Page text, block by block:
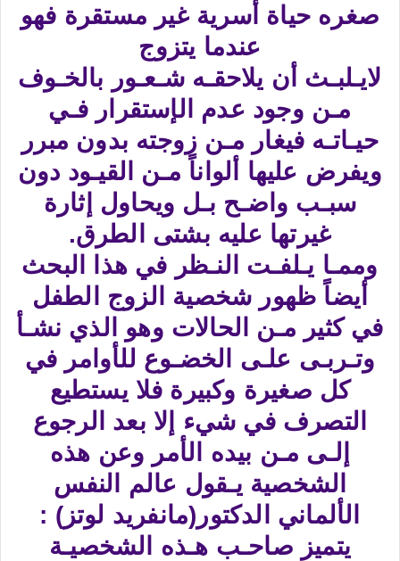
صغره حياة أسرية غير مستقرة فهو
عندما يتزوج
لايـلبـث أن يلاحقـه شـعـور بالخـوف
مـن وجود عدم الإستقرار فـي
حيـاتـه فيغار مـن زوجته بدون مبرر
ويفرض عليها ألواناً مـن القيـود دون
سبـب واضـح بـل ويحاول إثارة
غيرتها عليه بشتى الطرق.
وممـا يـلفـت النـظر في هذا البحث
أيضاً ظهور شخصية الزوج الطفل
في كثير مـن الحالات وهو الذي نشـأ
وتـربـى علـى الخضـوع للأوامر في
كل صغيرة وكبيرة فلا يستطيع
التصرف في شيء إلا بعد الرجوع
إلـى مـن بيده الأمر وعن هذه
الشخصية يـقول عالم النفس
الألماني الدكتور(مانفريد لوتز) :
يتميز صاحـب هـذه الشخصيـة